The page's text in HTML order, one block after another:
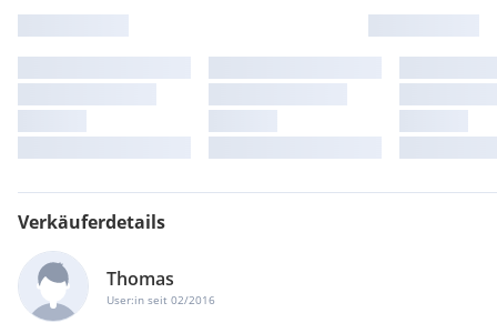
Verkäuferdetails
Thomas
User:in seit 02/2016